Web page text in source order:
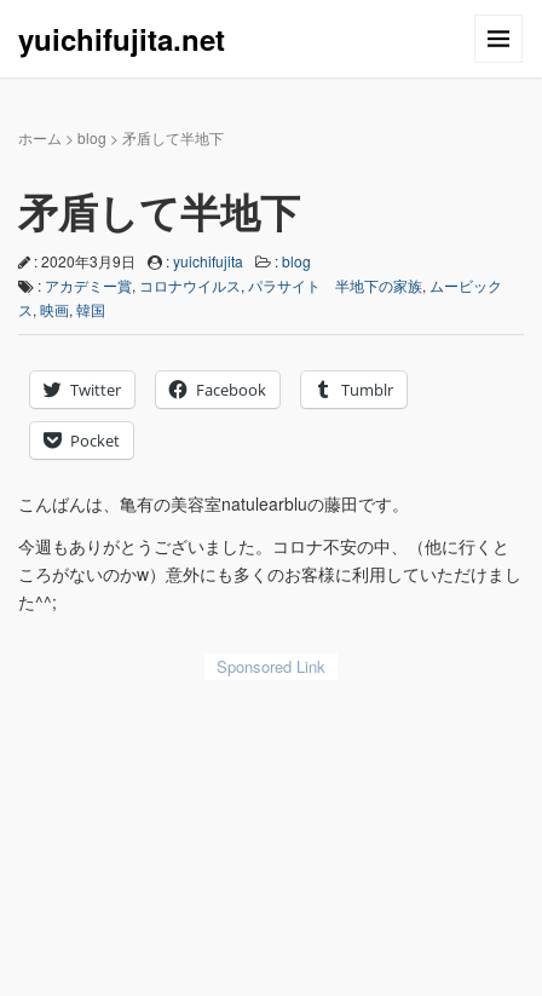
yuichifujita.net
ホーム > blog > 矛盾して半地下
矛盾して半地下
: 2020年3月9日 :yuichifujita :blog
: アカデミー賞, コロナウイルス, パラサイト 半地下の家族, ムービック
ス, 映画, 韓国
Twitter Facebook Tumblr
Pocket
こんばんは、亀有の美容室natulearbluの藤田です。
今週もありがとうございました。コロナ不安の中、（他に行くと
ころがないのかw）意外にも多くのお客様に利用していただけまし
た^^;